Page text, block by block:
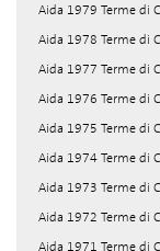
Aida 1979 Terme di
Aida 1978 Terme di
Aida 1977 Terme di
Aida 1976 Terme di
Aida 1975 Terme di
Aida 1974 Terme di
Aida 1973 Terme di
Aida 1972 Terme di
Aida 1971 Terme di